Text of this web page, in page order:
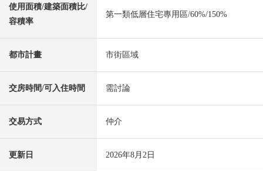
使用面積/建築面積比/
容積率
第一類低層住宅專用區/60%/150%
都市計畫 市街區域
交房時間/可入住時間 需討論
交易方式 仲介
更新日 2026年8月2日